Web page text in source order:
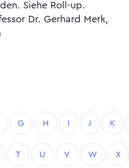
Siehe Roll-up.
Dr. Gerhard Merk,
G H I J K
T U V W X